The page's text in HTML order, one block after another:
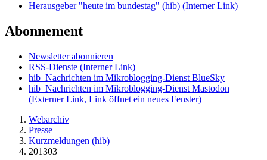
Herausgeber "heute im bundestag" (hib) (Interner Link)
Abonnement
Newsletter abonnieren
RSS-Dienste (Interner Link)
hib_Nachrichten im Mikroblogging-Dienst BlueSky
hib_Nachrichten im Mikroblogging-Dienst Mastodon
(Externer Link, Link öffnet ein neues Fenster)
Webarchiv
Presse
Kurzmeldungen (hib)
201303